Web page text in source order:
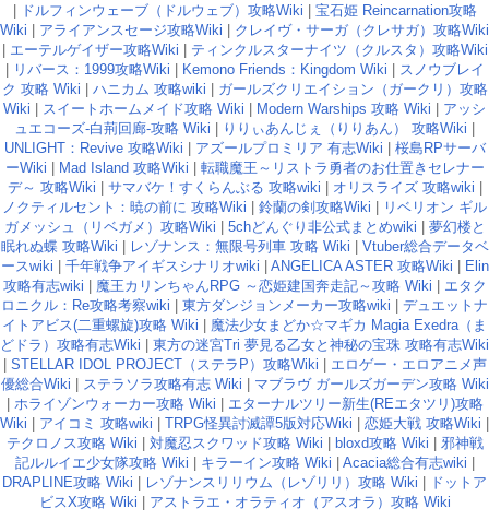
| ドルフィンウェーブ（ドルウェブ）攻略Wiki | 宝石姫 Reincarnation攻略
Wiki | アライアンスセージ攻略Wiki | クレイヴ・サーガ（クレサガ）攻略Wiki
| エーテルゲイザー攻略Wiki | ティンクルスターナイツ（クルスタ）攻略Wiki
| リバース：1999攻略Wiki | Kemono Friends：Kingdom Wiki | スノウブレイ
ク 攻略 Wiki | ハニカム 攻略wiki | ガールズクリエイション（ガークリ）攻略
Wiki | スイートホームメイド攻略 Wiki | Modern Warships 攻略 Wiki | アッシ
ュエコーズ-白荊回廊-攻略 Wiki | りりぃあんじぇ（りりあん） 攻略Wiki |
UNLIGHT：Revive 攻略Wiki | アズールプロミリア 有志Wiki | 桜島RPサーバ
ーWiki | Mad Island 攻略Wiki | 転職魔王～リストラ勇者のお仕置きセレナー
デ～ 攻略Wiki | サマバケ！すくらんぶる 攻略wiki | オリスライズ 攻略wiki |
ノクティルセント：暁の前に 攻略Wiki | 鈴蘭の剣攻略Wiki | リベリオン ギル
ガメッシュ（リベガメ）攻略Wiki | 5chどんぐり非公式まとめwiki | 夢幻楼と
眠れぬ蝶 攻略Wiki | レゾナンス：無限号列車 攻略 Wiki | Vtuber総合データベ
ースwiki | 千年戦争アイギスシナリオwiki | ANGELICA ASTER 攻略Wiki | Elin
攻略有志wiki | 魔王カリンちゃんRPG ～恋姫建国奔走記～攻略 Wiki | エタク
ロニクル：Re攻略考察wiki | 東方ダンジョンメーカー攻略wiki | デュエットナ
イトアビス(二重螺旋)攻略 Wiki | 魔法少女まどか☆マギカ Magia Exedra（ま
どドラ）攻略有志Wiki | 東方の迷宮Tri 夢見る乙女と神秘の宝珠 攻略有志Wiki
| STELLAR IDOL PROJECT（ステラP）攻略Wiki | エロゲー・エロアニメ声
優総合Wiki | ステラソラ攻略有志 Wiki | マブラヴ ガールズガーデン攻略 Wiki
| ホライゾンウォーカー攻略 Wiki | エターナルツリー新生(REエタツリ)攻略
Wiki | アイコミ 攻略wiki | TRPG怪異討滅譚5版対応Wiki | 恋姫大戦 攻略Wiki |
テクロノス攻略 Wiki | 対魔忍スクワッド攻略 Wiki | bloxd攻略 Wiki | 邪神戦
記ルルイエ少女隊攻略 Wiki | キラーイン攻略 Wiki | Acacia総合有志wiki |
DRAPLINE攻略 Wiki | レゾナンスリリウム（レゾリリ）攻略 Wiki | ドットア
ビスX攻略 Wiki | アストラエ・オラティオ（アスオラ）攻略 Wiki